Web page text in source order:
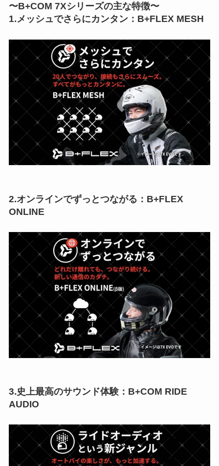
〜B+COM 7Xシリーズの主な特徴〜
1.メッシュでさらにカンタン：B+FLEX MESH
2.オンラインでずっとつながる：B+FLEX
ONLINE
3.史上最高のサウンド体験：B+COM RIDE
AUDIO